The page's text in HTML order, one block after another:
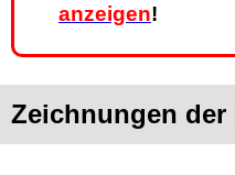
anzeigen!
Zeichnungen der